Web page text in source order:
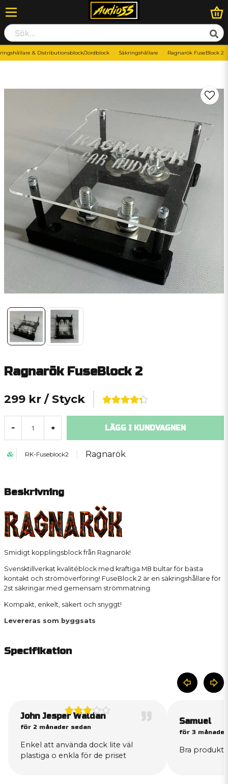
& Distributionsblock/Jordblock Säkringshållare Ragnarök FuseBlock 2
Ragnarök FuseBlock 2
299 kr / Styck
- + LÄGG I KUNDVAGNEN
RK-Fuseblock2 Ragnarök
Beskrivning
Smidigt kopplingsblock från Ragnarök!
Svensktillverkat kvalitéblock med kraftiga M8 bultar för bästa
kontakt och strömöverföring! FuseBlock 2 är en säkringshållare för
2st säkringar med gemensam strömmatning.
Kompakt, enkelt, säkert och snyggt!
Levereras som byggsats
Specifikation
John Jesper Waldan
för 2 månader sedan
Enkel att använda dock lite väl
plastiga o enkla för de priset
Samuel
för 3
Bra produkt